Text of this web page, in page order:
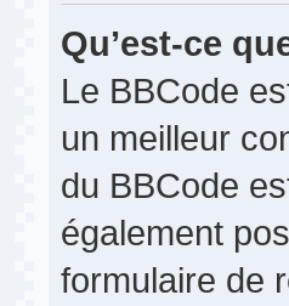
Qu’est-ce
Le BBCode
un meilleur
du BBCode
également
formulaire de